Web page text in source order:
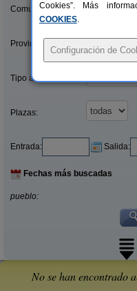
Comunidades:
Provincias/Islas:
Tipo alquiler:
Plazas:
Entrada: Salida:
Fechas más buscadas
pueblo:
No se han encontrado
Cookies”. Más
COOKIES.